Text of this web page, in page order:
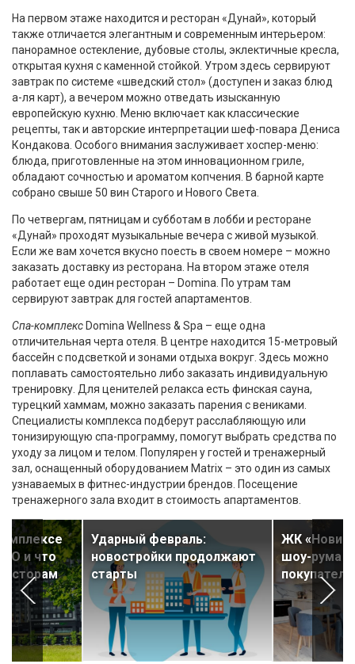
На первом этаже находится и ресторан «Дунай», который
также отличается элегантным и современным интерьером:
панорамное остекление, дубовые столы, эклектичные кресла,
открытая кухня с каменной стойкой. Утром здесь сервируют
завтрак по системе «шведский стол» (доступен и заказ блюд
а-ля карт), а вечером можно отведать изысканную
европейскую кухню. Меню включает как классические
рецепты, так и авторские интерпретации шеф-повара Дениса
Кондакова. Особого внимания заслуживает хоспер-меню:
блюда, приготовленные на этом инновационном гриле,
обладают сочностью и ароматом копчения. В барной карте
собрано свыше 50 вин Старого и Нового Света.
По четвергам, пятницам и субботам в лобби и ресторане
«Дунай» проходят музыкальные вечера с живой музыкой.
Если же вам хочется вкусно поесть в своем номере – можно
заказать доставку из ресторана. На втором этаже отеля
работает еще один ресторан – Domina. По утрам там
сервируют завтрак для гостей апартаментов.
Спа-комплекс Domina Wellness & Spa – еще одна
отличительная черта отеля. В центре находится 15-метровый
бассейн с подсветкой и зонами отдыха вокруг. Здесь можно
поплавать самостоятельно либо заказать индивидуальную
тренировку. Для ценителей релакса есть финская сауна,
турецкий хаммам, можно заказать парения с вениками.
Специалисты комплекса подберут расслабляющую или
тонизирующую спа-программу, помогут выбрать средства по
уходу за лицом и телом. Популярен у гостей и тренажерный
зал, оснащенный оборудованием Matrix – это один из самых
узнаваемых в фитнес-индустрии брендов. Посещение
тренажерного зала входит в стоимость апартаментов.
и что
Ударный февраль:
новостройки продолжают
старты
ЖК
шоу-рума